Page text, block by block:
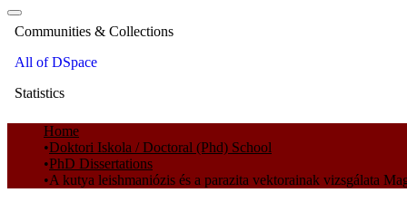
Communities & Collections
All of DSpace
Statistics
Home
Doktori Iskola / Doctoral (Phd) School
PhD Dissertations
A kutya leishmaniózis és a parazita vektorainak vizsgálata